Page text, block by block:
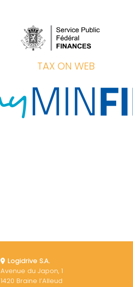
TAX ON WEB
Logidrive S.A.
Avenue du Japon, 1
1420 Braine l’Alleud